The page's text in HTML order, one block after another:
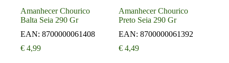
Amanhecer Chourico
Balta Seia 290 Gr
EAN: 8700000061408
€ 4,99
Amanhecer Chourico
Preto Seia 290 Gr
EAN:8700000061392
€ 4,49